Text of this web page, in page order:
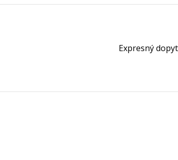
Expresný dopyt